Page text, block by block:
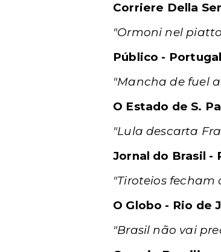
Corriere Della
"Ormoni nel
Público - Portugal
"Mancha de fuel
O Estado de S.
"Lula descarta
Jornal do Brasil -
"Tiroteios
O Globo - Rio de
"Brasil não vai